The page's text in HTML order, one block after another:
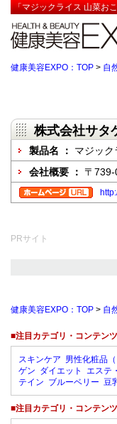
「マジックライス 山菜お
健康美容EXPO：TOP > 自
株式会社サタ
製品名 ： マジック
会社概要 ： 〒
PRサイト
健康美容EXPO：TOP > 自
■注目カテゴリ・コンテンツ
スキンケア 男性化粧品（
ゲン ダイエット エステ
テイン ブルーベリー 豆
■注目カテゴリ・コンテンツ